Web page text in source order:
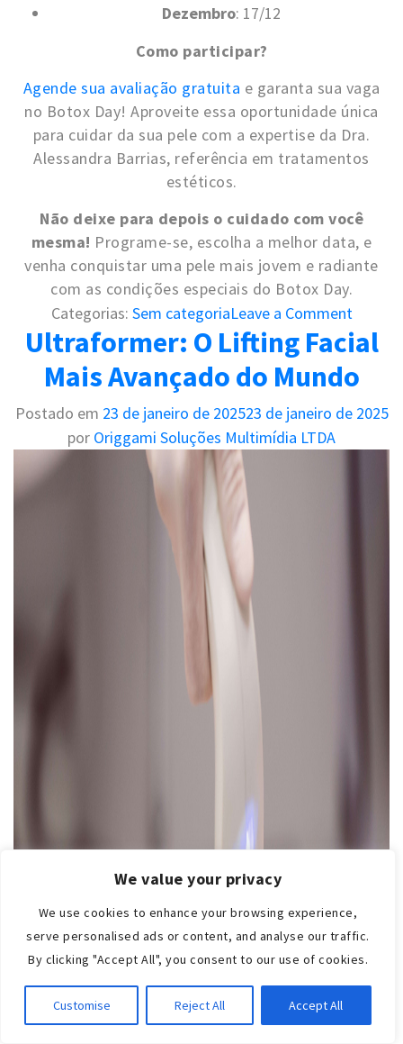
We value your privacy
We use cookies to enhance your browsing experience,
serve personalised ads or content, and analyse our traffic.
By clicking "Accept All", you consent to our use of cookies.
Customise Reject All Accept All
Dezembro: 17/12
Como participar?
Agende sua avaliação gratuita e garanta sua vaga
no Botox Day! Aproveite essa oportunidade única
para cuidar da sua pele com a expertise da Dra.
Alessandra Barrias, referência em tratamentos
estéticos.
Não deixe para depois o cuidado com você
mesma! Programe-se, escolha a melhor data, e
venha conquistar uma pele mais jovem e radiante
com as condições especiais do Botox Day.
Categorias: Sem categoriaLeave a Commento
n
a
v
n
o
r
m
Ultraformer: O Lifting Facial
Mais Avançado do Mundo
Postado em 23 de janeiro de 202523 de janeiro de 2025
por Origgami Soluções Multimídia LTDA